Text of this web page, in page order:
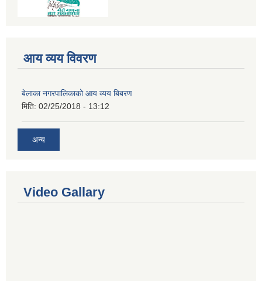
आय व्यय विवरण
बेलाका नगरपालिकाको आय व्यय बिबरण
मिति: 02/25/2018 - 13:12
अन्य
Video Gallary